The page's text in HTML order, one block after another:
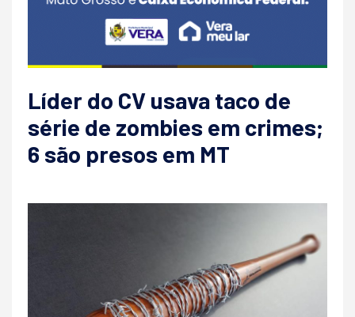
Líder do CV usava taco de
série de zombies em crimes;
6 são presos em MT